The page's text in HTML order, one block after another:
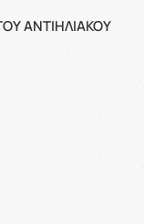
ΑΝΤΙΗΛΙΑΚΟΎ